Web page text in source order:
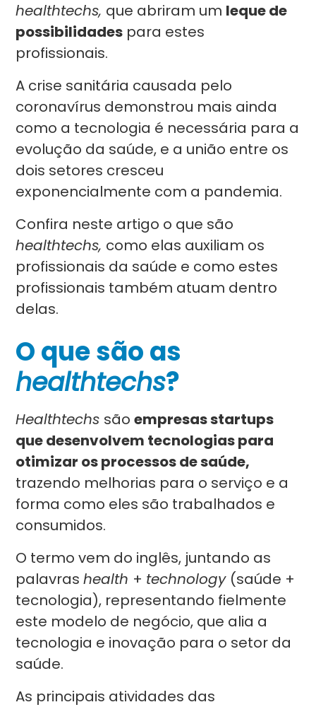
healthtechs, que abriram um leque de
possibilidades para estes
profissionais.
A crise sanitária causada pelo
coronavírus demonstrou mais ainda
como a tecnologia é necessária para a
evolução da saúde, e a união entre os
dois setores cresceu
exponencialmente com a pandemia.
Confira neste artigo o que são
healthtechs, como elas auxiliam os
profissionais da saúde e como estes
profissionais também atuam dentro
delas.
O que são as
healthtechs?
Healthtechs sãoempresas startups
que desenvolvem tecnologias para
otimizar os processos de saúde,
trazendo melhorias para o serviço e a
forma como eles são trabalhados e
consumidos.
O termo vem do inglês, juntando as
palavrashealth + technology (saúde +
tecnologia), representando fielmente
este modelo de negócio, que alia a
tecnologia e inovação para o setor da
saúde.
As principais atividades das